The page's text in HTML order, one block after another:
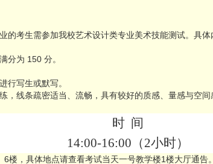
的考生需参加我校艺术设计类专业美术技能测试。具体
分为 150 分。
行写生或默写。
，线条疏密适当、流畅，具有较好的质感、量感与空间
时 间
14:00-16:00（2小时）
楼，具体地点请查看考试当天一号教学楼1楼大厅通告。